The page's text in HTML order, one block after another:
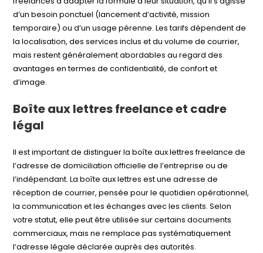
d’un besoin ponctuel (lancement d’activité, mission
temporaire) ou d’un usage pérenne. Les tarifs dépendent de
la localisation, des services inclus et du volume de courrier,
mais restent généralement abordables au regard des
avantages en termes de confidentialité, de confort et
d’image.
Boîte aux lettres freelance et cadre
légal
Il est important de distinguer la boîte aux lettres freelance de
l’adresse de domiciliation officielle de l’entreprise ou de
l’indépendant. La boîte aux lettres est une adresse de
réception de courrier, pensée pour le quotidien opérationnel,
la communication et les échanges avec les clients. Selon
votre statut, elle peut être utilisée sur certains documents
commerciaux, mais ne remplace pas systématiquement
l’adresse légale déclarée auprès des autorités.